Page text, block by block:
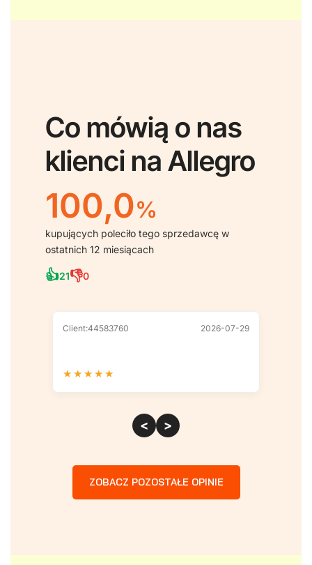
Co mówią o nas
klienci na Allegro
100,0%
kupujących poleciło tego sprzedawcę w
ostatnich 12 miesiącach
👍21👎0
Client:44583760 2026-07-29
★ ★ ★ ★ ★
< >
ZOBACZ POZOSTAŁE OPINIE